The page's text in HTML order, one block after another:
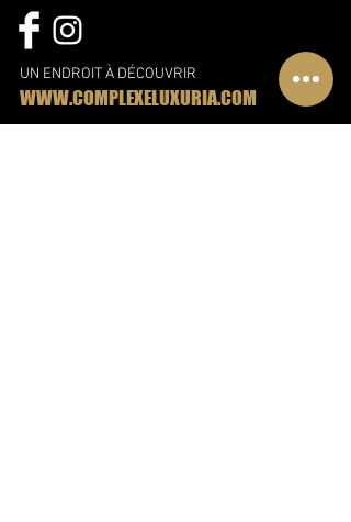
UN ENDROIT À DÉCOUVRIR
WWW.COMPLEXELUXURIA.COM